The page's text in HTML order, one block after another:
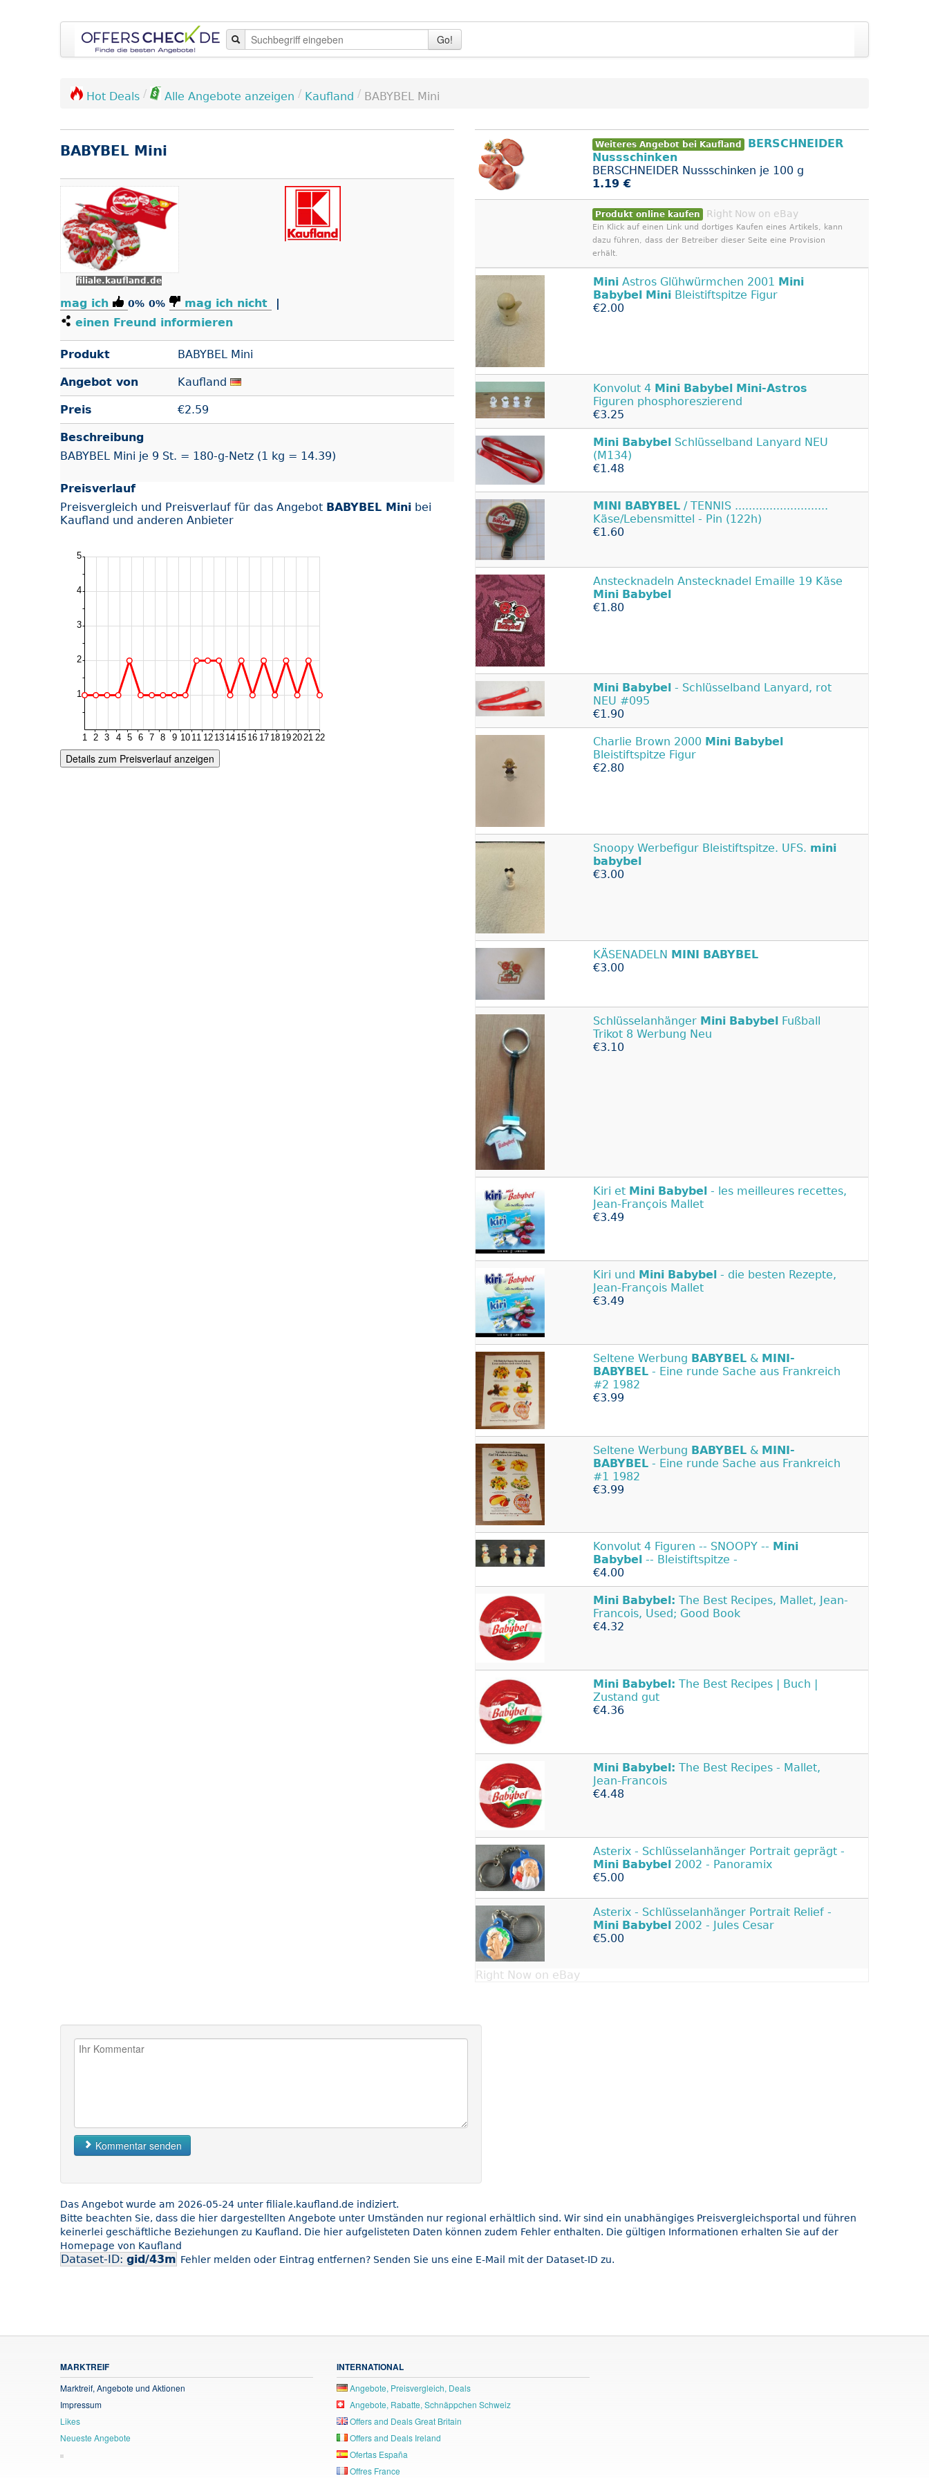
Go!
Hot Deals / Alle Angebote anzeigen / Kaufland / BABYBEL Mini
BABYBEL Mini
filiale.kaufland.de
mag ich 0% 0% mag ich nicht
einen Freund informieren
Produkt BABYBEL Mini
Angebot von Kaufland
Preis €2.59
Beschreibung
BABYBEL Mini je 9 St. = 180-g-Netz (1 kg = 14.39)
Preisverlauf
Preisvergleich und Preisverlauf für das Angebot BABYBEL Mini bei
Kaufland und anderen Anbieter
Details zum Preisverlauf anzeigen
Weiteres Angebot bei Kaufland
BERSCHNEIDER
Nussschinken
BERSCHNEIDER Nussschinken je 100 g
1.19 €
Produkt online kaufen Right Now on eBay
Ein Klick auf einen Link und dortiges Kaufen eines Artikels, kann
dazu führen, dass der Betreiber dieser Seite eine Provision
erhält.
Mini Astros Glühwürmchen 2001 Mini
Babybel Mini Bleistiftspitze Figur
€2.00
Konvolut 4 Mini Babybel Mini-Astros
Figuren phosphoreszierend
€3.25
Mini Babybel Schlüsselband Lanyard NEU
(M134)
€1.48
MINI BABYBEL / TENNIS ...........................
Käse/Lebensmittel - Pin (122h)
€1.60
Anstecknadeln Anstecknadel Emaille 19 Käse
Mini Babybel
€1.80
Mini Babybel - Schlüsselband Lanyard, rot
NEU #095
€1.90
Charlie Brown 2000 Mini Babybel
Bleistiftspitze Figur
€2.80
Snoopy Werbefigur Bleistiftspitze. UFS. mini
babybel
€3.00
KÄSENADELN MINI BABYBEL
€3.00
Schlüsselanhänger Mini Babybel Fußball
Trikot 8 Werbung Neu
€3.10
Kiri et Mini Babybel - les meilleures recettes,
Jean-François Mallet
€3.49
Kiri und Mini Babybel - die besten Rezepte,
Jean-François Mallet
€3.49
Seltene Werbung BABYBEL & MINI-
BABYBEL - Eine runde Sache aus Frankreich
#2 1982
€3.99
Seltene Werbung BABYBEL & MINI-
BABYBEL - Eine runde Sache aus Frankreich
#1 1982
€3.99
Konvolut 4 Figuren -- SNOOPY -- Mini
Babybel -- Bleistiftspitze -
€4.00
Mini Babybel: The Best Recipes, Mallet, Jean-
Francois, Used; Good Book
€4.32
Mini Babybel: The Best Recipes | Buch |
Zustand gut
€4.36
Mini Babybel: The Best Recipes - Mallet,
Jean-Francois
€4.48
Asterix - Schlüsselanhänger Portrait geprägt -
Mini Babybel 2002 - Panoramix
€5.00
Asterix - Schlüsselanhänger Portrait Relief -
Mini Babybel
2002 - Jules Cesar
€5.00
Right Now on eBay
Kommentar senden
Das Angebot wurde am 2026-05-24 unter filiale.kaufland.de indiziert.
Bitte beachten Sie, dass die hier dargestellten Angebote unter Umständen nur regional erhältlich sind. Wir sind ein unabhängiges Preisvergleichsportal und führen
keinerlei geschäftliche Beziehungen zu Kaufland. Die hier aufgelisteten Daten können zudem Fehler enthalten. Die gültigen Informationen erhalten Sie auf der
Homepage von Kaufland
Dataset-ID: gid/43m Fehler melden oder Eintrag entfernen? Senden Sie uns eine E-Mail mit der Dataset-ID zu.
MARKTREIF
Marktreif, Angebote und Aktionen
Impressum
Likes
Neueste Angebote
INTERNATIONAL
Angebote, Preisvergleich, Deals
Angebote, Rabatte, Schnäppchen Schweiz
Offers and Deals Great Britain
Offers and Deals Ireland
Ofertas España
Offres France